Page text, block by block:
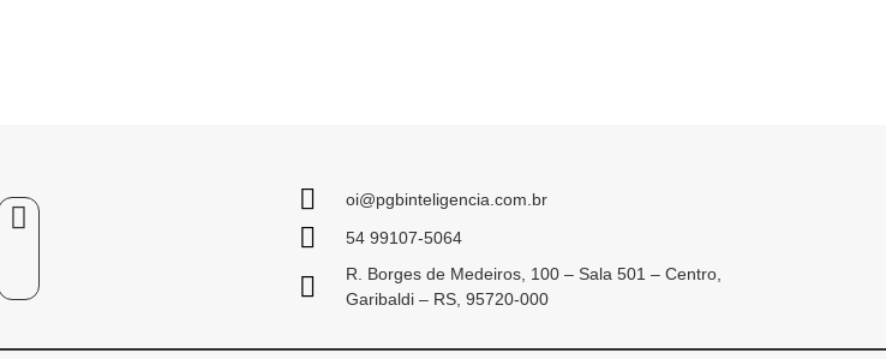
oi@pgbinteligencia.com.br
54 99107-5064
R. Borges de Medeiros, 100 – Sala 501 – Centro,
Garibaldi – RS, 95720-000